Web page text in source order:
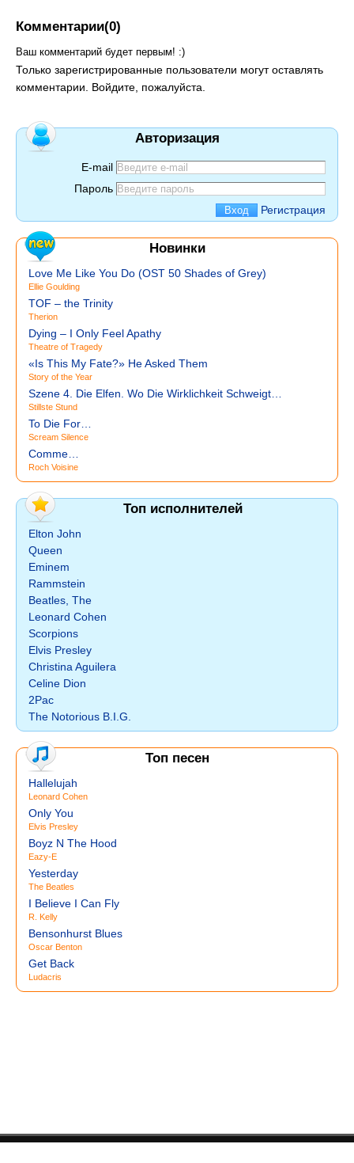
Комментарии(0)
Ваш комментарий будет первым! :)
Только зарегистрированные пользователи могут оставлять
комментарии. Войдите, пожалуйста.
Авторизация
E-mail
Пароль
Регистрация
Новинки
Love Me Like You Do (OST 50 Shades of Grey)
Ellie Goulding
TOF – the Trinity
Therion
Dying – I Only Feel Apathy
Theatre of Tragedy
«Is This My Fate?» He Asked Them
Story of the Year
Szene 4. Die Elfen. Wo Die Wirklichkeit Schweigt…
Stillste Stund
To Die For…
Scream Silence
Comme…
Roch Voisine
Топ исполнителей
Elton John
Queen
Eminem
Rammstein
Beatles, The
Leonard Cohen
Scorpions
Elvis Presley
Christina Aguilera
Celine Dion
2Pac
The Notorious B.I.G.
Топ песен
Hallelujah
Leonard Cohen
Only You
Elvis Presley
Boyz N The Hood
Eazy-E
Yesterday
The Beatles
I Believe I Can Fly
R. Kelly
Bensonhurst Blues
Oscar Benton
Get Back
Ludacris